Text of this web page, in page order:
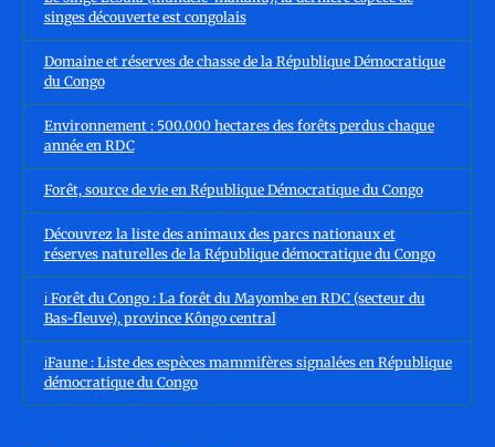
singes découverte est congolais
Domaine et réserves de chasse de la République Démocratique
du Congo
Environnement : 500.000 hectares des forêts perdus chaque
année en RDC
Forêt, source de vie en République Démocratique du Congo
Découvrez la liste des animaux des parcs nationaux et
réserves naturelles de la République démocratique du Congo
ℹ️ Forêt du Congo : La forêt du Mayombe en RDC (secteur du
Bas-fleuve), province Kôngo central
ℹ️Faune : Liste des espèces mammifères signalées en République
démocratique du Congo